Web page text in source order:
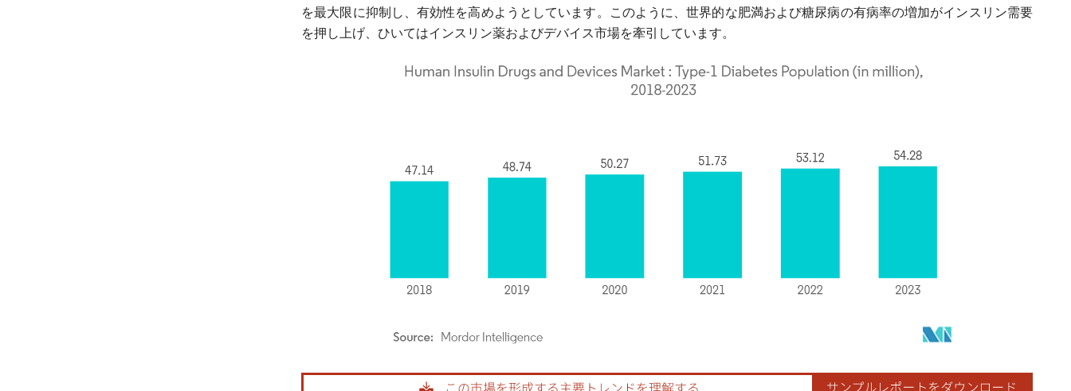
を最大限に抑制し、有効性を高めようとしています。このように、世界的な肥満および糖尿病の有病率の増加がインスリン需要
を押し上げ、ひいてはインスリン薬およびデバイス市場を牽引しています。
画像 © Mordor Intelligence。再利用にはCC BY 4.0の表示が必要です。